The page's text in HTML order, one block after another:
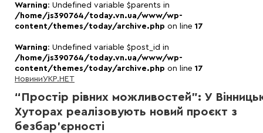
Warning: Undefined variable $parents in
/home/js390764/today.vn.ua/www/wp-
content/themes/today/archive.php on line 17
Warning: Undefined variable $post_id in
/home/js390764/today.vn.ua/www/wp-
content/themes/today/archive.php on line 17
НовиниУКР.НЕТ
“Простір рівних можливостей”: У
Хуторах реалізовують новий проєкт з
безбар’єрності